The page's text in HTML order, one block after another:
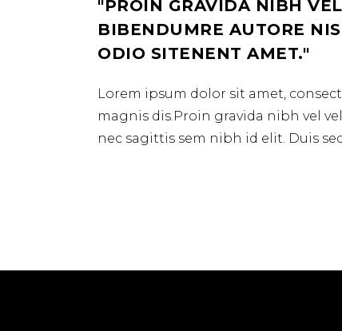
PROIN GRAVIDA NIBH
BIBENDUMRE AUTORE
ODIO SITENENT AMET.
Lorem ipsum dolor sit amet,
magnis dis.Proin gravida nibh vel
nec sagittis sem nibh id elit. Duis